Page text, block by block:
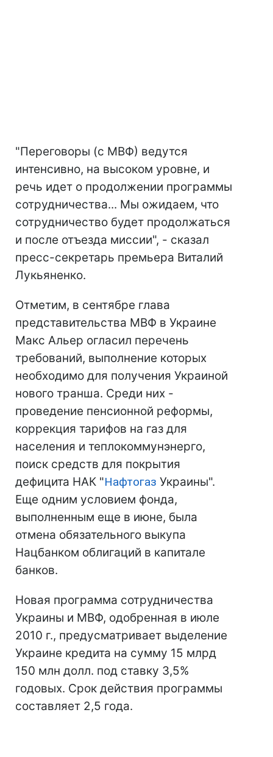
"Переговоры (с МВФ) ведутся
интенсивно, на высоком уровне, и
речь идет о продолжении программы
сотрудничества... Мы ожидаем, что
сотрудничество будет продолжаться
и после отъезда миссии", - сказал
пресс-секретарь премьера Виталий
Лукьяненко.
Отметим, в сентябре глава
представительства МВФ в Украине
Макс Альер огласил перечень
требований, выполнение которых
необходимо для получения Украиной
нового транша. Среди них -
проведение пенсионной реформы,
коррекция тарифов на газ для
населения и теплокоммунэнерго,
поиск средств для покрытия
дефицита НАК "Нафтогаз Украины".
Еще одним условием фонда,
выполненным еще в июне, была
отмена обязательного выкупа
Нацбанком облигаций в капитале
банков.
Новая программа сотрудничества
Украины и МВФ, одобренная в июле
2010 г., предусматривает выделение
Украине кредита на сумму 15 млрд
150 млн долл. под ставку 3,5%
годовых. Срок действия программы
составляет 2,5 года.